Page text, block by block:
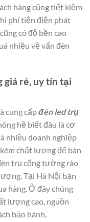
hàng cũng tiết kiệm
phí tiện điện phát
có độ bền cao
nhiều về vấn đèn
giá rẻ, uy tín tại
cung cấpđèn led trụ
hề biết đâu là cơ
nhiều doanh nghiệp
chất lượng để bán
trụ cổng tường rào
Tại Hà Nội bạn
hàng. Ở đây chúng
lượng cao, nguồn
bảo hành.